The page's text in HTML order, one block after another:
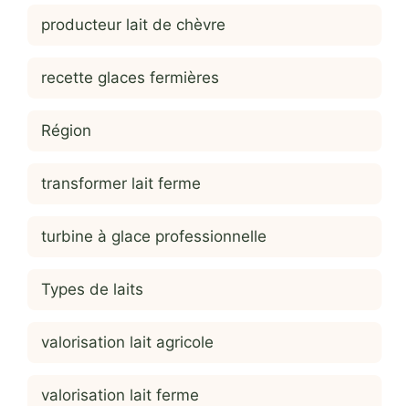
producteur lait de chèvre
recette glaces fermières
Région
transformer lait ferme
turbine à glace professionnelle
Types de laits
valorisation lait agricole
valorisation lait ferme